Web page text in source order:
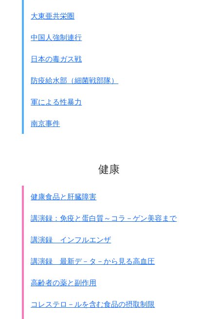
大東亜共栄圏
中国人強制連行
日本の毒ガス戦
防疫給水部（細菌戦部隊）
軍による性暴力
南京事件
健康
健康食品と肝臓障害
講演録：免疫と蛋白質～コラ－ゲン美容まで
講演録 インフルエンザ
講演録 最新デ－タ－から見る高血圧
高齢者の薬と副作用
コレステロ－ルを含む食品の摂取制限